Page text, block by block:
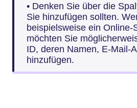
• Denken Sie über die
Sie hinzufügen sollten.
beispielsweise ein Online-
möchten Sie
ID, deren Namen, E-Mail-
hinzufügen.